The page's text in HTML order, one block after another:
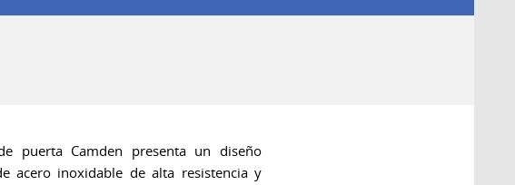
puerta Camden presenta un diseño
acero inoxidable de alta resistencia y